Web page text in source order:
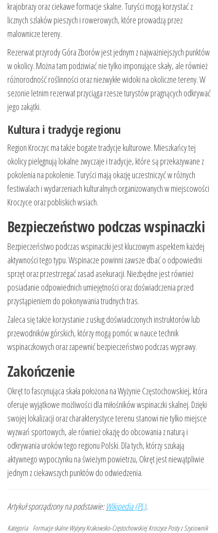
krajobrazy oraz ciekawe formacje skalne. Turyści mogą korzystać z
licznych szlaków pieszych i rowerowych, które prowadzą przez
malownicze tereny.
Rezerwat przyrody Góra Zborów jest jednym z najważniejszych punktów
w okolicy. Można tam podziwiać nie tylko imponujące skały, ale również
różnorodność roślinności oraz niezwykłe widoki na okoliczne tereny. W
sezonie letnim rezerwat przyciąga rzesze turystów pragnących odkrywać
jego zakątki.
Kultura i tradycje regionu
Region Kroczyc ma także bogate tradycje kulturowe. Mieszkańcy tej
okolicy pielęgnują lokalne zwyczaje i tradycje, które są przekazywane z
pokolenia na pokolenie. Turyści mają okazję uczestniczyć w różnych
festiwalach i wydarzeniach kulturalnych organizowanych w miejscowości
Kroczyce oraz pobliskich wsiach.
Bezpieczeństwo podczas wspinaczki
Bezpieczeństwo podczas wspinaczki jest kluczowym aspektem każdej
aktywności tego typu. Wspinacze powinni zawsze dbać o odpowiedni
sprzęt oraz przestrzegać zasad asekuracji. Niezbędne jest również
posiadanie odpowiednich umiejętności oraz doświadczenia przed
przystąpieniem do pokonywania trudnych tras.
Zaleca się także korzystanie z usług doświadczonych instruktorów lub
przewodników górskich, którzy mogą pomóc w nauce technik
wspinaczkowych oraz zapewnić bezpieczeństwo podczas wyprawy.
Zakończenie
Okręt to fascynująca skała położona na Wyżynie Częstochowskiej, która
oferuje wyjątkowe możliwości dla miłośników wspinaczki skalnej. Dzięki
swojej lokalizacji oraz charakterystyce terenu stanowi nie tylko miejsce
wyzwań sportowych, ale również okazję do obcowania z naturą i
odkrywania uroków tego regionu Polski. Dla tych, którzy szukają
aktywnego wypoczynku na świeżym powietrzu, Okręt jest niewątpliwie
jednym z ciekawszych punktów do odwiedzenia.
Artykuł sporządzony na podstawie:Wikipedia (PL).
Kategoria Formacje skalne Wyżyny Krakowsko-Częstochowskiej Kroczyce Posty z Szyciownik